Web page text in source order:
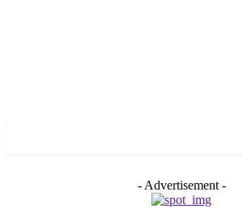
- Advertisement -